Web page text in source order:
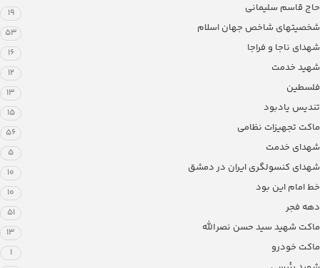
حاج قاسم سلیمانی 19
شخصیتهای شاخص جهان اسلام 53
شهدای ناجا و فراجا 16
شهید خدمت 12
فلسطین 13
تندیس یادبود 15
ماکت تجهیزات نظامی 56
شهدای خدمت 5
شهدای کنسولگری ایران در دمشق 10
خط امام این بود 10
دهه فجر 51
ماکت شهید سید حسن نصرالله 13
ماکت خودرو 1